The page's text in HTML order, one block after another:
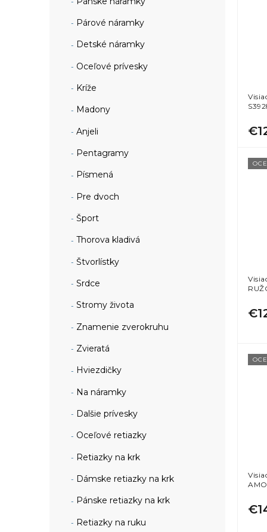
Párové náramky
Detské náramky
Oceľové prívesky
Kríže
Madony
Anjeli
Pentagramy
Písmená
Pre dvoch
Šport
Thorova kladivá
Štvorlístky
Srdce
Stromy života
Znamenie zverokruhu
Zvieratá
Hviezdičky
Na náramky
Dalšie prívesky
Oceľové retiazky
Retiazky na krk
Dámske retiazky na krk
Pánske retiazky na krk
Retiazky na ruku